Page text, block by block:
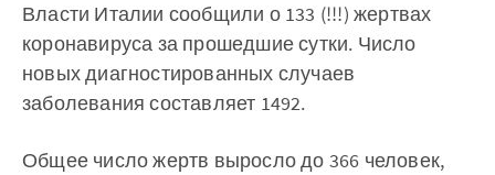
Власти Италии сообщили о 133 (!!!) жертвах
коронавируса за прошедшие сутки. Число
новых диагностированных случаев
заболевания составляет 1492.
Общее число жертв выросло до 366 человек,